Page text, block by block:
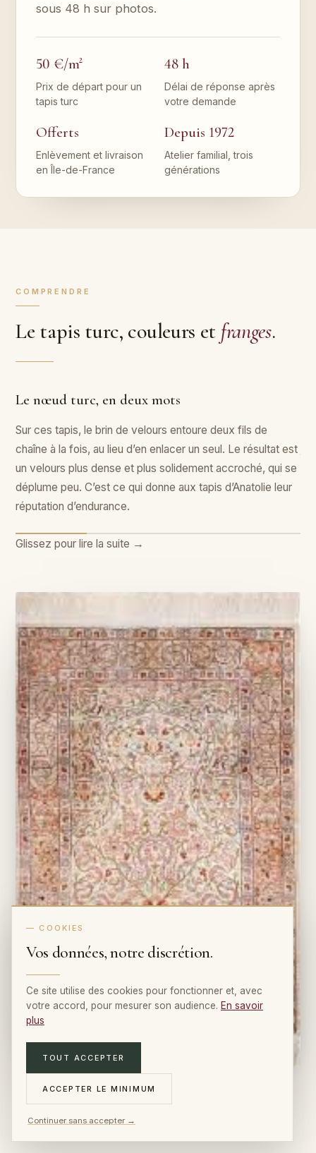
sous 48 h sur photos.
50 €/m²
Prix de départ pour un
tapis turc
48 h
Délai de réponse après
votre demande
Offerts
Enlèvement et livraison
en Île-de-France
Depuis 1972
Atelier familial, trois
générations
COMPRENDRE
Le tapis turc, couleurs et franges.
Le nœud turc, en deux mots
Sur ces tapis, le brin de velours entoure deux fils de
chaîne à la fois, au lieu d’en enlacer un seul. Le résultat est
un velours plus dense et plus solidement accroché, qui se
déplume peu. C’est ce qui donne aux tapis d’Anatolie leur
réputation d’endurance.
Glissez pour lire la suite →
— COOKIES
Vos données, notre discrétion.
Ce site utilise des cookies pour fonctionner et, avec
votre accord, pour mesurer son audience. En savoir
plus
TOUT ACCEPTER
ACCEPTER LE MINIMUM
Continuer sans accepter →